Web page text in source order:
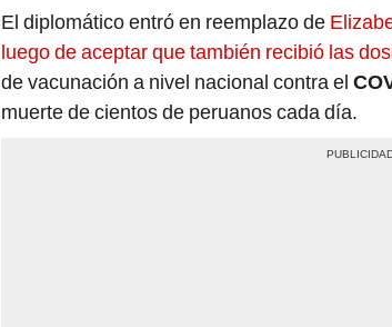
El diplomático entró en reemplazo de
luego de aceptar que también recibió las
de vacunación a nivel nacional contra el
muerte de cientos de peruanos cada día.